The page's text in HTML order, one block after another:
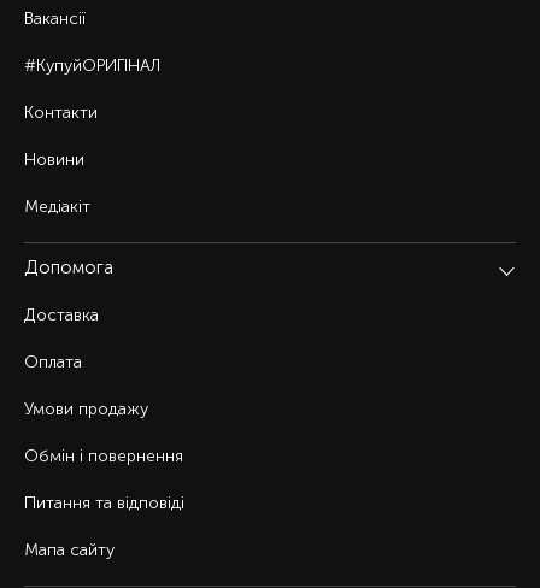
Вакансії
#КупуйОРИГІНАЛ
Контакти
Новини
Медіакіт
Допомога
Доставка
Оплата
Умови продажу
Обмін і повернення
Питання та відповіді
Мапа сайту